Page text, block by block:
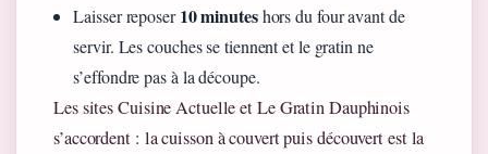
Laisser reposer10 minuteshors du four avant de
servir. Les couches se tiennent et le gratin ne
s’effondre pas à la découpe.
Les sites Cuisine Actuelle et Le Gratin Dauphinois
s’accordent : la cuisson à couvert puis découvert est la